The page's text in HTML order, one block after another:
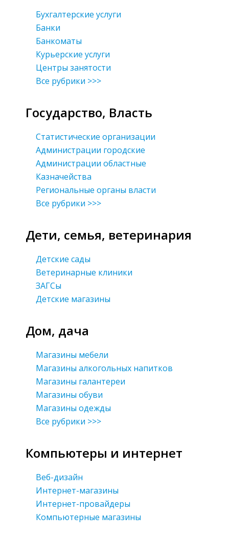
Бухгалтерские услуги
Банки
Банкоматы
Курьерские услуги
Центры занятости
Все рубрики >>>
Государство, Власть
Статистические организации
Администрации городские
Администрации областные
Казначейства
Региональные органы власти
Все рубрики >>>
Дети, семья, ветеринария
Детские сады
Ветеринарные клиники
ЗАГСы
Детские магазины
Дом, дача
Магазины мебели
Магазины алкогольных напитков
Магазины галантереи
Магазины обуви
Магазины одежды
Все рубрики >>>
Компьютеры и интернет
Веб-дизайн
Интернет-магазины
Интернет-провайдеры
Компьютерные магазины